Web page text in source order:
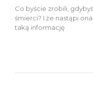
Co byście zrobili,
śmierci? I że nastąpi
taką informację